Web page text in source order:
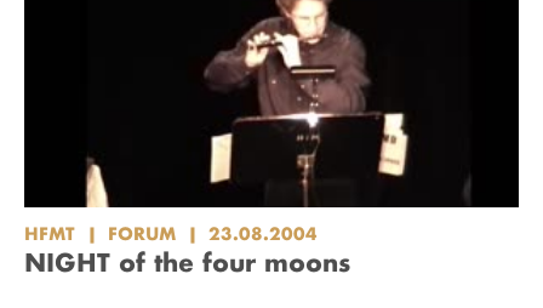
HFMT FORUM 23.08.2004
NIGHT of the four moons